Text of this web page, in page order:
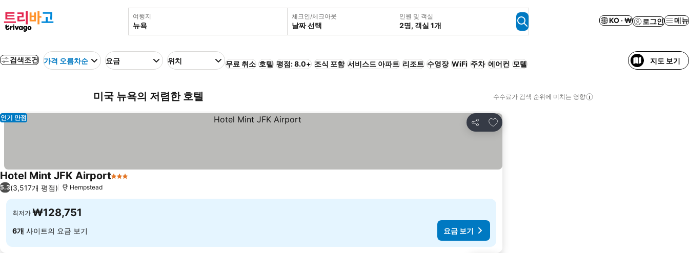
여행지 체크인/체크아웃
날짜 선택
인원 및 객실
2명, 객실 1개
KO · ₩ 로그인 메뉴
검색조건 가격 오름차순 요금 위치 무료 취소 호텔 평점: 8.0+ 조식 포함 서비스드 아파트 리조트 수영장 WiFi 주차 에어컨 모텔 지도 보기
미국 뉴욕의 저렴한 호텔 수수료가 검색 순위에 미치는 영향
공유
즐겨찾기에 추가
인기 만점
Hotel Mint JFK Airport3 성급
5.3(3,517개 평점) Hempstead
최저가 ₩128,751
6개 사이트의 요금 보기 요금 보기